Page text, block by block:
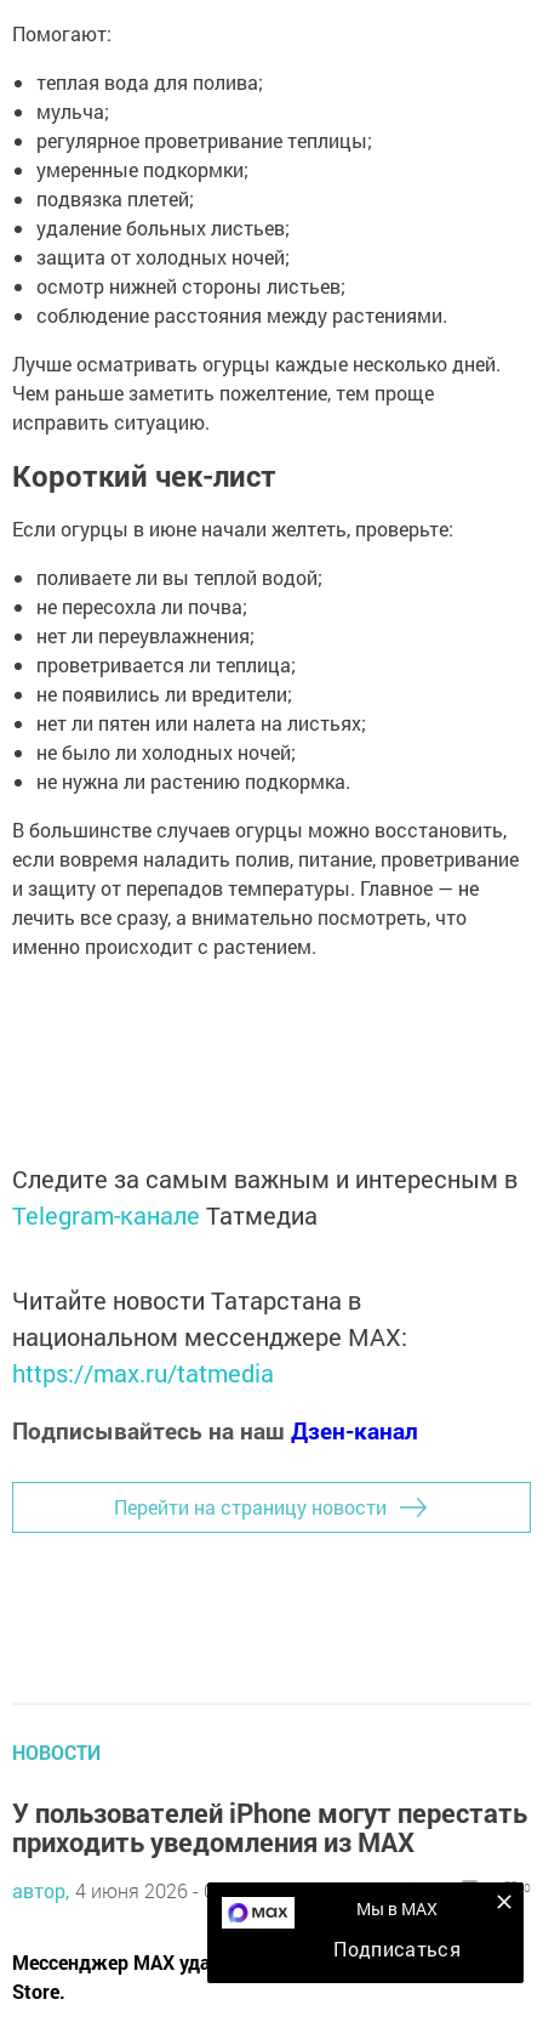
Помогают:
теплая вода для полива;
мульча;
регулярное проветривание теплицы;
умеренные подкормки;
подвязка плетей;
удаление больных листьев;
защита от холодных ночей;
осмотр нижней стороны листьев;
соблюдение расстояния между растениями.
Лучше осматривать огурцы каждые несколько дней.
Чем раньше заметить пожелтение, тем проще
исправить ситуацию.
Короткий чек-лист
Если огурцы в июне начали желтеть, проверьте:
поливаете ли вы теплой водой;
не пересохла ли почва;
нет ли переувлажнения;
проветривается ли теплица;
не появились ли вредители;
нет ли пятен или налета на листьях;
не было ли холодных ночей;
не нужна ли растению подкормка.
В большинстве случаев огурцы можно восстановить,
если вовремя наладить полив, питание, проветривание
и защиту от перепадов температуры. Главное — не
лечить все сразу, а внимательно посмотреть, что
именно происходит с растением.
Следите за самым важным и интересным в
Telegram-канале Татмедиа
Читайте новости Татарстана в
национальном мессенджере MАХ:
https://max.ru/tatmedia
Подписывайтесь на наш Дзен-канал
Перейти на страницу новости
НОВОСТИ
У пользователей iPhone могут перестать
приходить уведомления из MAX
автор, 4 июня 2026 - 09:55 434 0 0
Мессенджер MAX удален из магазина приложений App
Store.
Мы в MAX
Подписаться